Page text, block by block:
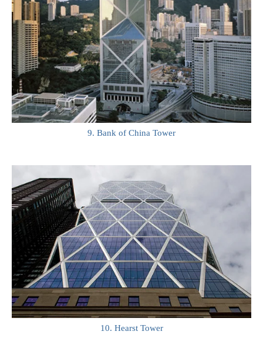
9. Bank of China Tower
10. Hearst Tower